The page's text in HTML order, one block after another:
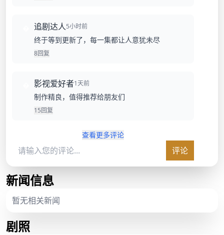
追剧达人5小时前
终于等到更新了，每一集都让人意犹未尽
8回复
影视爱好者1天前
制作精良，值得推荐给朋友们
15回复
查看更多评论
评论
新闻信息
暂无相关新闻
剧照